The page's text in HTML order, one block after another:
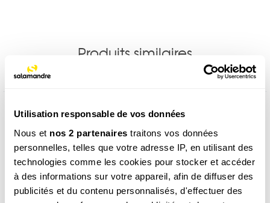
Utilisation responsable de vos données
Nous et nos 2 partenaires traitons vos données
personnelles, telles que votre adresse IP, en utilisant des
technologies comme les cookies pour stocker et accéder
à des informations sur votre appareil, afin de diffuser des
publicités et du contenu personnalisés, d'effectuer des
Produits similaires